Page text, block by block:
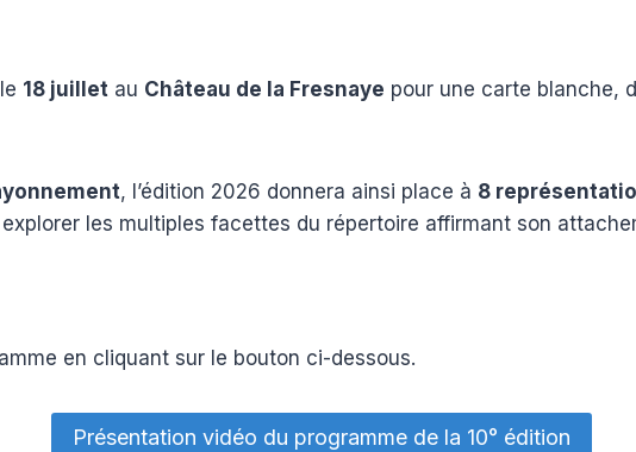
18 juillet au Château de la Fresnaye pour une carte blanche,
, l’édition 2026 donnera ainsi place à 8
les multiples facettes du répertoire affirmant son
en cliquant sur le bouton ci-dessous.
Présentation vidéo du programme de la 10° édition